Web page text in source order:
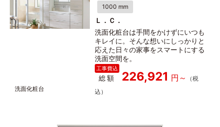
1000 mm
Ｌ．Ｃ．
洗面化粧台は手間をかけずにいつも
キレイに。そんな想いにしっかりと
応えた日々の家事をスマートにする
洗面空間を。
総額 226,921